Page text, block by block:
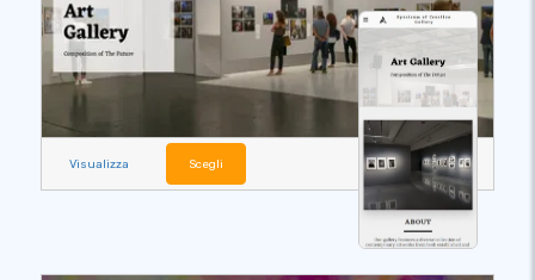
Visualizza Scegli